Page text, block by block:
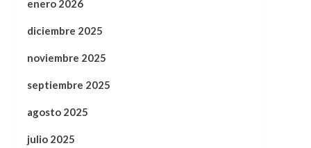
enero 2026
diciembre 2025
noviembre 2025
septiembre 2025
agosto 2025
julio 2025